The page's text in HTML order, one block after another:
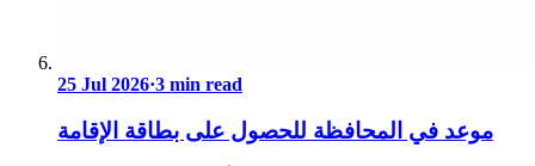
25 Jul 2026·3 min read
موعد في المحافظة للحصول على بطاقة الإقامة